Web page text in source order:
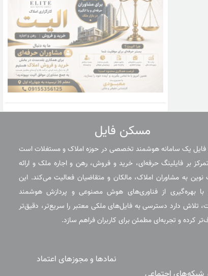
مسکن فایل
یک سامانه هوشمند تخصصی در حوزه املاک و مستغلات است
بر فایلینگ حرفه‌ای، خرید و فروش، رهن و اجاره ملک و ارائه
به مشاوران املاک، مالکان و متقاضیان فعالیت می‌کند. این
با بهره‌گیری از فناوری‌های هوش مصنوعی و پردازش هوشمند
تلاش دارد دسترسی به فایل‌های ملکی معتبر را سریع‌تر، دقیق‌تر
کرده و تجربه‌ای مطمئن برای کاربران فراهم سازد.
نمادها و مجوزهای اعتماد